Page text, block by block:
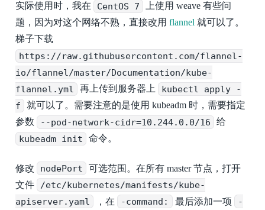
实际使用时，我在 CentOS 7
上使用 weave 有些问
题，因为对这个网络不熟，直接改用 flannel 就可以了。
梯子下载
https://raw.githubusercontent.com/flannel-
io/flannel/master/Documentation/kube-
flannel.yml
再上传到服务器上
kubectl apply -
f
就可以了。需要注意的是使用 kubeadm 时，需要指定
参数
--pod-network-cidr=10.244.0.0/16 给
kubeadm init 命令。
修改 nodePort
可选范围。在所有 master 节点，打开
文件
/etc/kubernetes/manifests/kube-
apiserver.yaml
，在 -command: 最后添加一项
-